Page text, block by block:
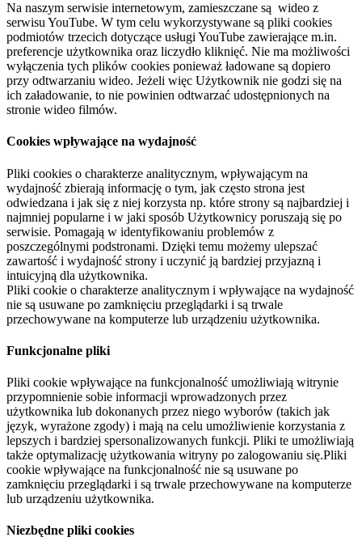
Na naszym serwisie internetowym, zamieszczane są wideo z
serwisu YouTube. W tym celu wykorzystywane są pliki cookies
podmiotów trzecich dotyczące usługi YouTube zawierające m.in.
preferencje użytkownika oraz liczydło kliknięć. Nie ma możliwości
wyłączenia tych plików cookies ponieważ ładowane są dopiero
przy odtwarzaniu wideo. Jeżeli więc Użytkownik nie godzi się na
ich załadowanie, to nie powinien odtwarzać udostępnionych na
stronie wideo filmów.
Cookies wpływające na wydajność
Pliki cookies o charakterze analitycznym, wpływającym na
wydajność zbierają informację o tym, jak często strona jest
odwiedzana i jak się z niej korzysta np. które strony są najbardziej i
najmniej popularne i w jaki sposób Użytkownicy poruszają się po
serwisie. Pomagają w identyfikowaniu problemów z
poszczególnymi podstronami. Dzięki temu możemy ulepszać
zawartość i wydajność strony i uczynić ją bardziej przyjazną i
intuicyjną dla użytkownika.
Pliki cookie o charakterze analitycznym i wpływające na wydajność
nie są usuwane po zamknięciu przeglądarki i są trwale
przechowywane na komputerze lub urządzeniu użytkownika.
Funkcjonalne pliki
Pliki cookie wpływające na funkcjonalność umożliwiają witrynie
przypomnienie sobie informacji wprowadzonych przez
użytkownika lub dokonanych przez niego wyborów (takich jak
język, wyrażone zgody) i mają na celu umożliwienie korzystania z
lepszych i bardziej spersonalizowanych funkcji. Pliki te umożliwiają
także optymalizację użytkowania witryny po zalogowaniu się.Pliki
cookie wpływające na funkcjonalność nie są usuwane po
zamknięciu przeglądarki i są trwale przechowywane na komputerze
lub urządzeniu użytkownika.
Niezbędne pliki cookies